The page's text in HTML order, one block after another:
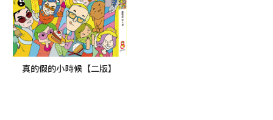
真的假的小時候【二版】